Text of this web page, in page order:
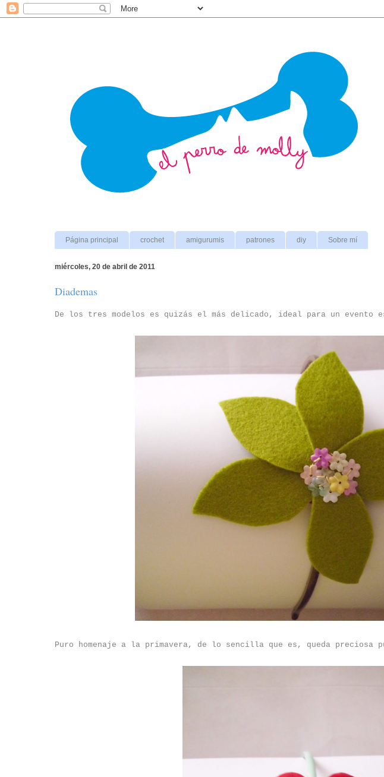
Página principal crochet amigurumis patrones diy Sobre mí
miércoles, 20 de abril de 2011
Diademas
De los tres modelos es quizás el más delicado, ideal para un evento
Puro homenaje a la primavera, de lo sencilla que es, queda preciosa